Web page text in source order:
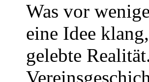
Was vor
eine Idee
gelebte